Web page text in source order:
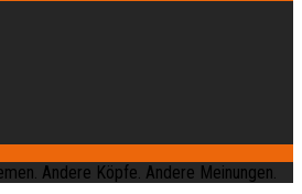
Andere Köpfe. Andere Meinungen.